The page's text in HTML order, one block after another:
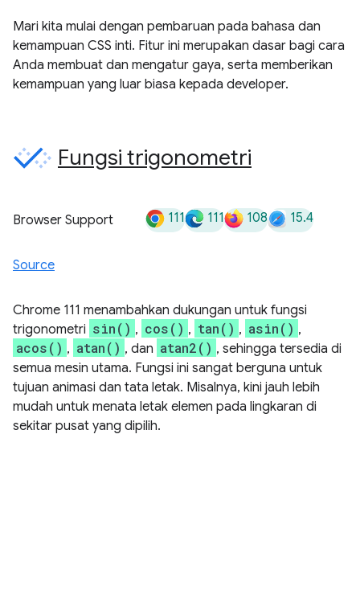
Mari kita mulai dengan pembaruan pada bahasa dan
kemampuan CSS inti. Fitur ini merupakan dasar bagi cara
Anda membuat dan mengatur gaya, serta memberikan
kemampuan yang luar biasa kepada developer.
Fungsi trigonometri
Browser Support 111 111 108 15.4
Source
Chrome 111 menambahkan dukungan untuk fungsi
trigonometri sin() , cos() , tan() , asin() ,
acos() , atan() , dan atan2() , sehingga tersedia di
semua mesin utama. Fungsi ini sangat berguna untuk
tujuan animasi dan tata letak. Misalnya, kini jauh lebih
mudah untuk menata letak elemen pada lingkaran di
sekitar pusat yang dipilih.